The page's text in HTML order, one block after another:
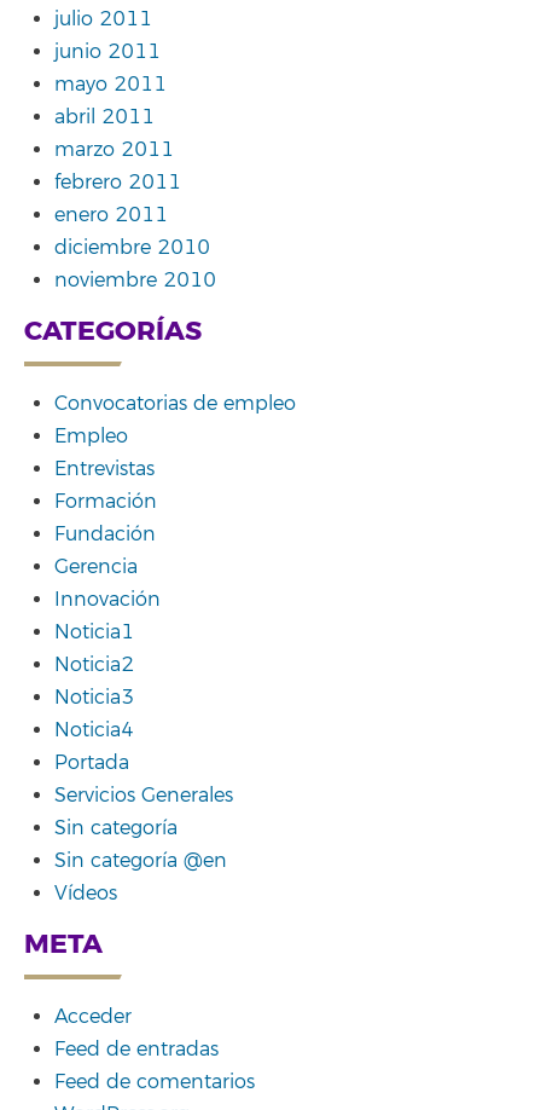
julio 2011
junio 2011
mayo 2011
abril 2011
marzo 2011
febrero 2011
enero 2011
diciembre 2010
noviembre 2010
CATEGORÍAS
Convocatorias de empleo
Empleo
Entrevistas
Formación
Fundación
Gerencia
Innovación
Noticia1
Noticia2
Noticia3
Noticia4
Portada
Servicios Generales
Sin categoría
Sin categoría @en
Vídeos
META
Acceder
Feed de entradas
Feed de comentarios